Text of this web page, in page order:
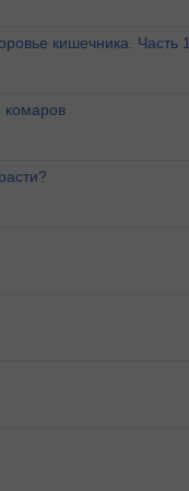
кишечника. Часть 1
комаров